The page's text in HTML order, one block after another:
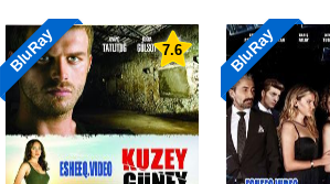
BluRay
7.6
BluRay